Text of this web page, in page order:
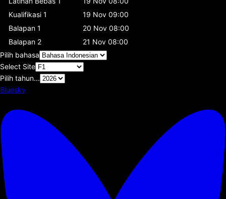
Kualifikasi 1
19 Nov 09:00
Balapan 1
20 Nov 08:00
Balapan 2
21 Nov 08:00
Pilih bahasa
Select Site
Pilih tahun...
Bluesky